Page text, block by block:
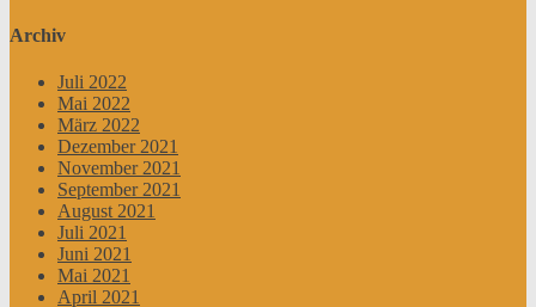
Archiv
Juli 2022
Mai 2022
März 2022
Dezember 2021
November 2021
September 2021
August 2021
Juli 2021
Juni 2021
Mai 2021
April 2021